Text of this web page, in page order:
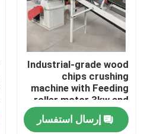
جولة في المعمل
رقابة جودة
اتصل بنا
أخبار
Industrial-grade wood
chips crushing
machine with Feeding
roller motor 3kw and
Fan Power 11kw
إرسال استفسار